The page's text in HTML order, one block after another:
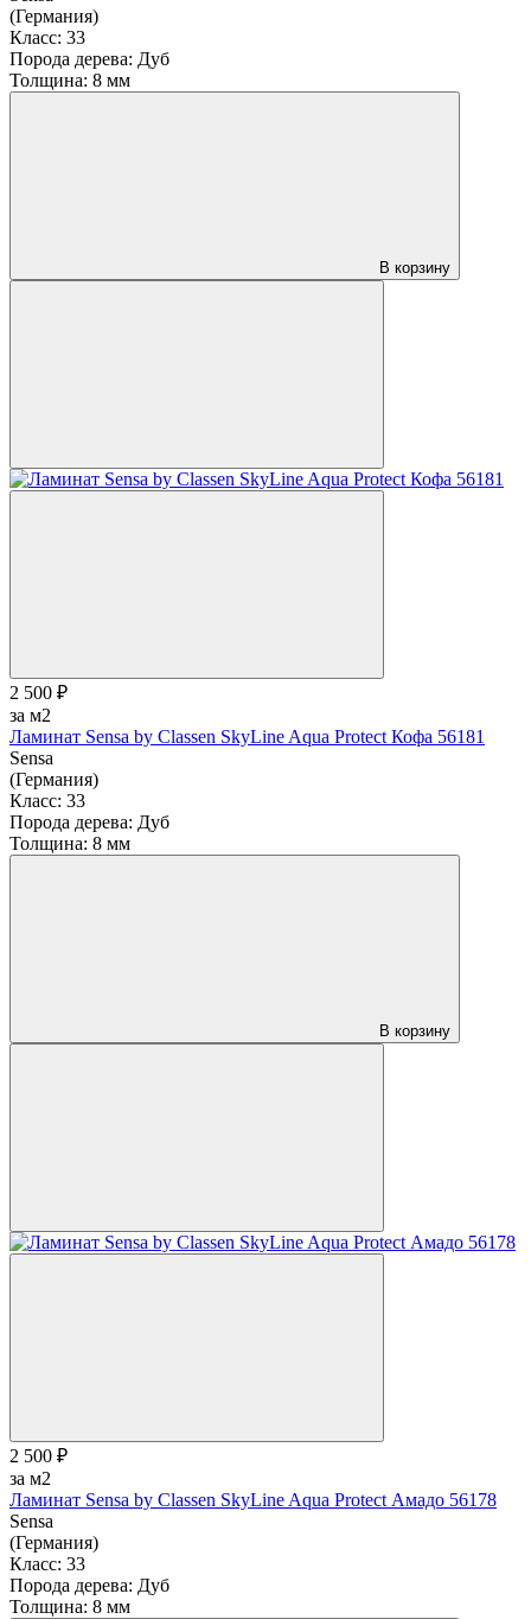
(Германия)
Класс: 33
Порода дерева: Дуб
Толщина: 8 мм
В корзину
2 500 ₽
за м2
Ламинат Sensa by Classen SkyLine Aqua Protect Кофа 56181
Sensa
(Германия)
Класс: 33
Порода дерева: Дуб
Толщина: 8 мм
В корзину
2 500 ₽
за м2
Ламинат Sensa by Classen SkyLine Aqua Protect Амадо 56178
Sensa
(Германия)
Класс: 33
Порода дерева: Дуб
Толщина: 8 мм